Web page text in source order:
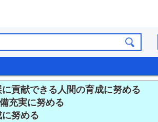
貢献できる人間の育成に努める
充実に努める
努める